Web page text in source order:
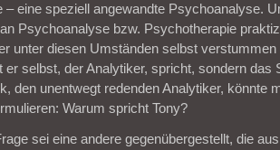
– eine speziell angewandte Psychoanalyse.
Psychoanalyse bzw. Psychotherapie
unter diesen Umständen selbst
er selbst, der Analytiker, spricht, sondern das
den unentwegt redenden Analytiker, könnte
Warum spricht Tony?
sei eine andere gegenübergestellt, die